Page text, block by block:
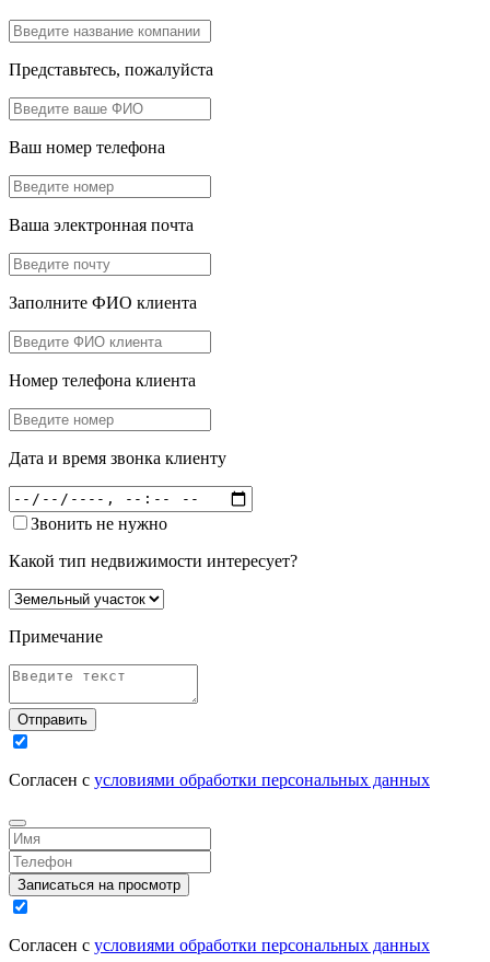
Представьтесь, пожалуйста
Ваш номер телефона
Ваша электронная почта
Заполните ФИО клиента
Номер телефона клиента
Дата и время звонка клиенту
Звонить не нужно
Какой тип недвижимости интересует?
Примечание
Отправить
Согласен с условиями обработки персональных данных
Записаться на просмотр
Согласен с условиями обработки персональных данных